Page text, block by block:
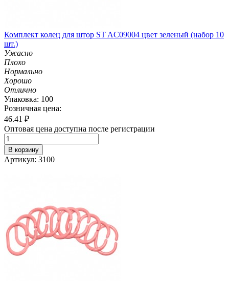
Комплект колец для штор ST AC09004 цвет зеленый (набор 10
шт.)
Ужасно
Плохо
Нормально
Хорошо
Отлично
Упаковка: 100
Розничная цена:
46.41 ₽
Оптовая цена доступна после регистрации
В корзину
Артикул: 3100